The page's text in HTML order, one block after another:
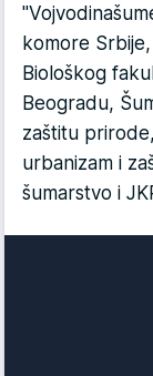
komore
Biološkog
Beogradu,
zaštitu
urbanizam i
šumarstvo i